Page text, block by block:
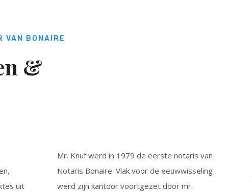
VAN BONAIRE
&
uit
Mr. Knuf werd in 1979 de eerste notaris van
Notaris Bonaire. Vlak voor de eeuwwisseling
werd zijn kantoor voortgezet door mr.